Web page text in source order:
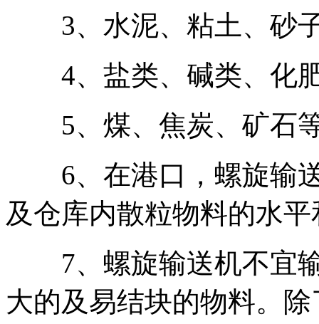
3、水泥、粘土、砂
4、盐类、碱类、化
5、煤、焦炭、矿石
6、在港口，螺旋输送
及仓库内散粒物料的水
7、螺旋输送机不宜输
大的及易结块的物料。